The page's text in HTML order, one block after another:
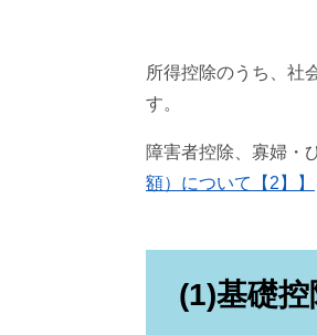
所得控除のうち、社
す。
障害者控除、寡婦・
額）について【2】】
(1)基礎